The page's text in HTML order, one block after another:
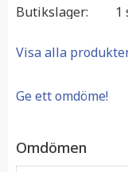
Butikslager 1
Visa alla
Ge ett omdöme!
Omdömen